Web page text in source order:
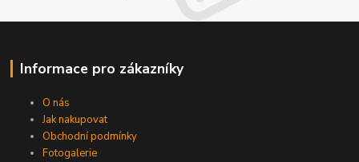
Informace pro zákazníky
O nás
Jak nakupovat
Obchodní podmínky
Fotogalerie